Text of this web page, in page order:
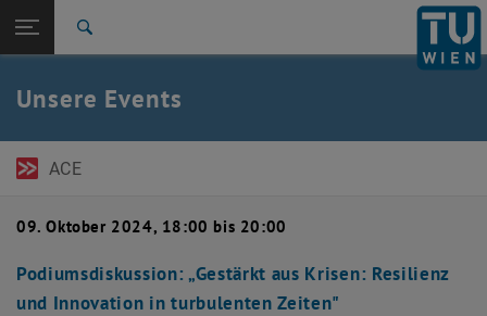
TU Login
Zurück zur letzten Ebene:
Unsere Events
ACE
09. Oktober 2024, 18:00 bis 20:00
Podiumsdiskussion: „Gestärkt aus Krisen: Resilienz
und Innovation in turbulenten Zeiten"